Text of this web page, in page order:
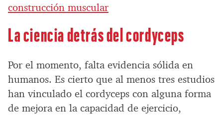
construcción muscular
La ciencia detrás del cordyceps
Por el momento, falta evidencia sólida en
humanos. Es cierto que al menos tres estudios
han vinculado el cordyceps con alguna forma
de mejora en la capacidad de ejercicio,